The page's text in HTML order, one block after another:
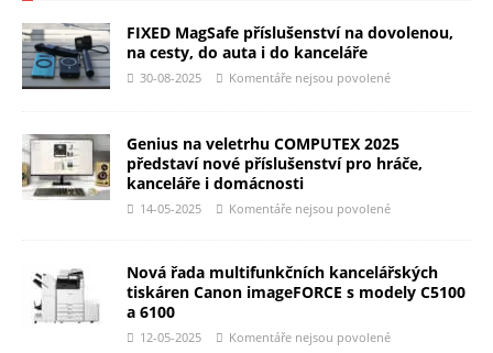
FIXED MagSafe příslušenství na dovolenou,
na cesty, do auta i do kanceláře
30-08-2025 Komentáře nejsou povolené
Genius na veletrhu COMPUTEX 2025
představí nové příslušenství pro hráče,
kanceláře i domácnosti
14-05-2025 Komentáře nejsou povolené
Nová řada multifunkčních kancelářských
tiskáren Canon imageFORCE s modely C5100
a 6100
12-05-2025 Komentáře nejsou povolené